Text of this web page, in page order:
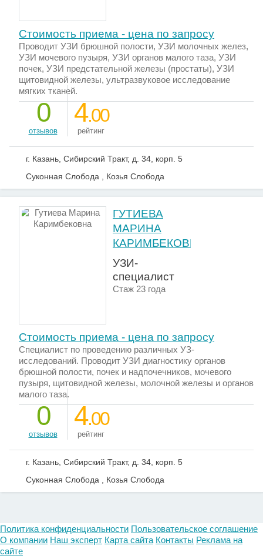
Стоимость приема - цена по запросу
Проводит УЗИ брюшной полости, УЗИ молочных желез,
УЗИ мочевого пузыря, УЗИ органов малого таза, УЗИ
почек, УЗИ предстательной железы (простаты), УЗИ
щитовидной железы, ультразвуковое исследование
мягких тканей.
0
отзывов
4.00
рейтинг
г. Казань, Сибирский Тракт, д. 34, корп. 5
Суконная Слобода , Козья Слобода
ГУТИЕВА
МАРИНА
КАРИМБЕКОВНА
УЗИ-
специалист
Стаж 23 года
Стоимость приема - цена по запросу
Специалист по проведению различных УЗ-
исследований. Проводит УЗИ диагностику органов
брюшной полости, почек и надпочечников, мочевого
пузыря, щитовидной железы, молочной железы и органов
малого таза.
0
отзывов
4.00
рейтинг
г. Казань, Сибирский Тракт, д. 34, корп. 5
Суконная Слобода , Козья Слобода
Политика конфиденциальности Пользовательское соглашение
О компании Наш эксперт Карта сайта Контакты Реклама на
сайте